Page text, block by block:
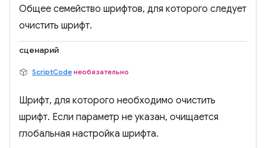
Общее семейство шрифтов, для которого следует
очистить шрифт.
сценарий
ScriptCode необязательно
Шрифт, для которого необходимо очистить
шрифт. Если параметр не указан, очищается
глобальная настройка шрифта.